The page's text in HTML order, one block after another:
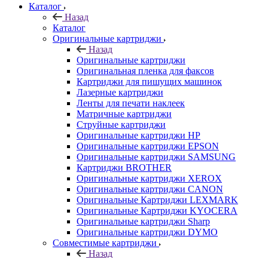
Каталог
Назад
Каталог
Оригинальные картриджи
Назад
Оригинальные картриджи
Оригинальная пленка для факсов
Картриджи для пишущих машинок
Лазерные картриджи
Ленты для печати наклеек
Матричные картриджи
Струйные картриджи
Оригинальные картриджи HP
Оригинальные картриджи EPSON
Оригинальные картриджи SAMSUNG
Картриджи BROTHER
Оригинальные картриджи XEROX
Оригинальные картриджи CANON
Оригинальные Картриджи LEXMARK
Оригинальные Картриджи KYOCERA
Оригинальные картриджи Sharp
Оригинальные картриджи DYMO
Совместимые картриджи
Назад